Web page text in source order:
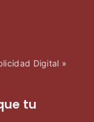
Digital »
tu